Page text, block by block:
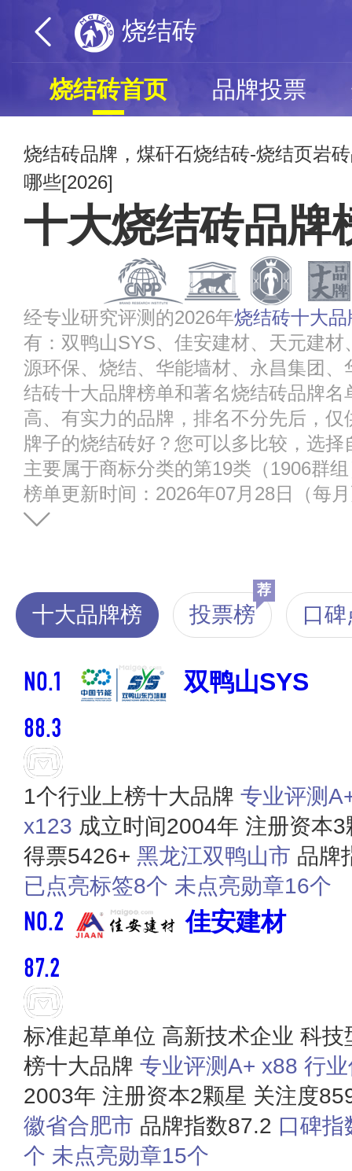
烧结砖
烧结砖首页 品牌投票
烧结砖品牌，煤矸石烧结砖-烧结页岩
哪些[2026]
十大烧结砖品牌
经专业研究评测的2026年烧结砖十大
有：双鸭山SYS、佳安建材、天元建
源环保、烧结、华能墙材、永昌集团
结砖十大品牌榜单和著名烧结砖品牌
高、有实力的品牌，排名不分先后，
牌子的烧结砖好？您可以多比较，选
主要属于商标分类的第19类（1906群
榜单更新时间：2026年07月28日（每
十大品牌榜 投票榜
荐
口
NO.1 双鸭山SYS
88.3
1个行业上榜十大品牌 专业评测
x123 成立时间2004年 注册资本3
得票5426+ 黑龙江双鸭山市 品牌
已点亮标签8个 未点亮勋章16个
NO.2 佳安建材
87.2
标准起草单位 高新技术企业 科技
榜十大品牌 专业评测A+ x88 行
2003年 注册资本2颗星 关注度
徽省合肥市 品牌指数87.2 口碑指
个 未点亮勋章15个